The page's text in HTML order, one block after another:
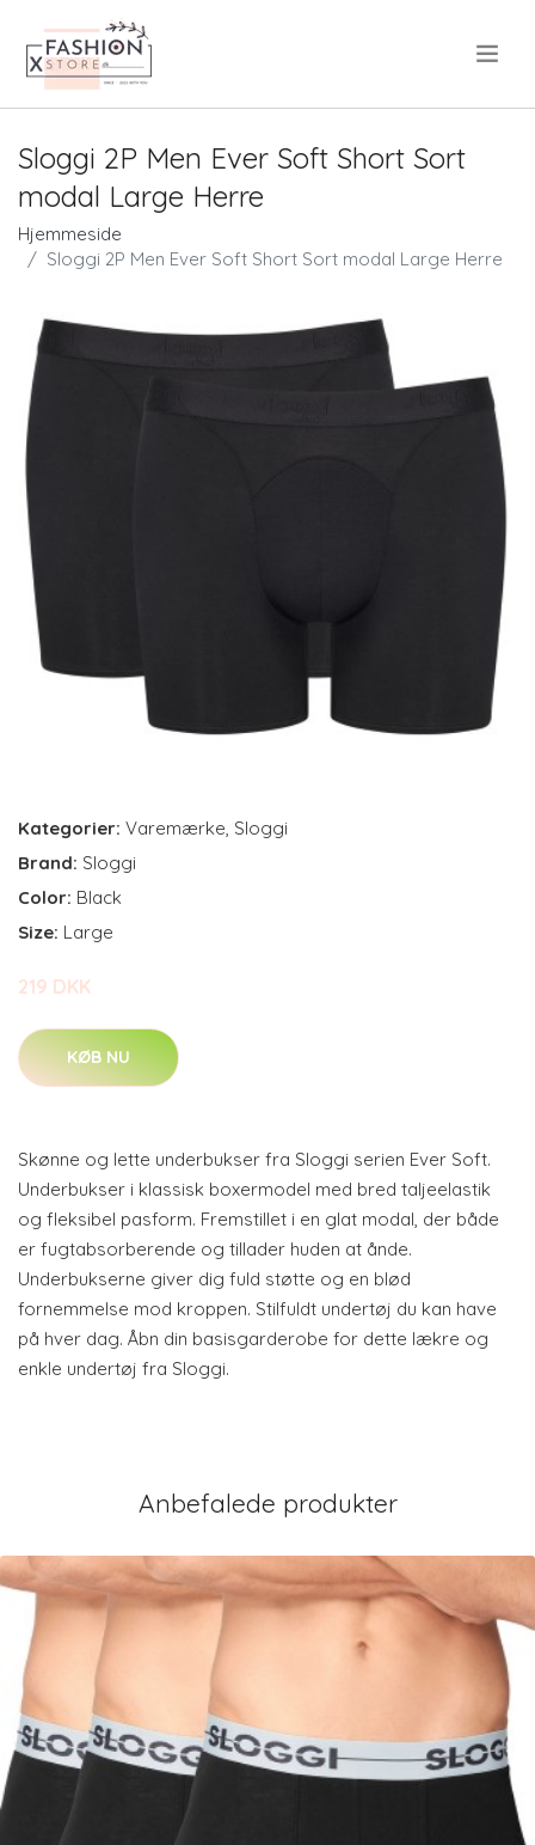
Sloggi 2P Men Ever Soft Short Sort
modal Large Herre
Hjemmeside
Sloggi 2P Men Ever Soft Short Sort modal Large Herre
Kategorier: Varemærke, Sloggi
Brand: Sloggi
Color: Black
Size: Large
219 DKK
KØB NU
Skønne og lette underbukser fra Sloggi serien Ever Soft.
Underbukser i klassisk boxermodel med bred taljeelastik
og fleksibel pasform. Fremstillet i en glat modal, der både
er fugtabsorberende og tillader huden at ånde.
Underbukserne giver dig fuld støtte og en blød
fornemmelse mod kroppen. Stilfuldt undertøj du kan have
på hver dag. Åbn din basisgarderobe for dette lækre og
enkle undertøj fra Sloggi.
Anbefalede produkter